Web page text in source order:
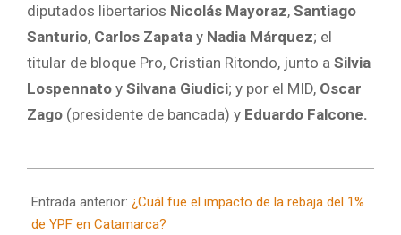
diputados libertarios Nicolás Mayoraz, Santiago
Santurio, Carlos Zapata y Nadia Márquez; el
titular de bloque Pro, Cristian Ritondo, junto a Silvia
Lospennato y Silvana Giudici; y por el MID, Oscar
Zago (presidente de bancada) y Eduardo Falcone.
10-
01
Entrada anterior: ¿Cuál fue el impacto de la rebaja del 1%
de YPF en Catamarca?